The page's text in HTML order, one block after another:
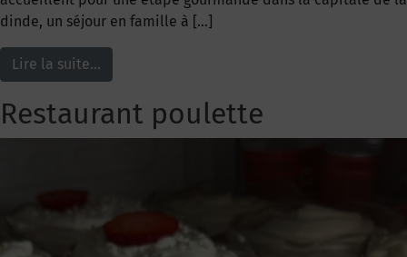
dinde, un séjour en famille à […]
Lire la suite…
Restaurant poulette